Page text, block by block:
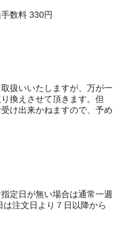
数料 330円
扱いいたしますが、万が一
換えさせて頂きます。但
け出来かねますので、予め
定日が無い場合は通常一週
注文日より７日以降から